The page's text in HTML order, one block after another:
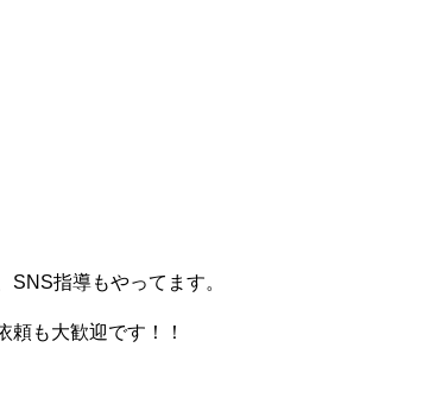
指導もやってます。
も大歓迎です！！